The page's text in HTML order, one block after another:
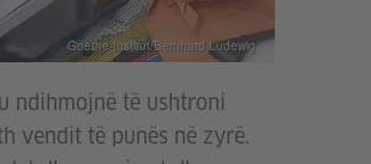
Goethe-Institut/Bernhard Ludewig
ndihmojnë të ushtroni
vendit të punës në zyrë.